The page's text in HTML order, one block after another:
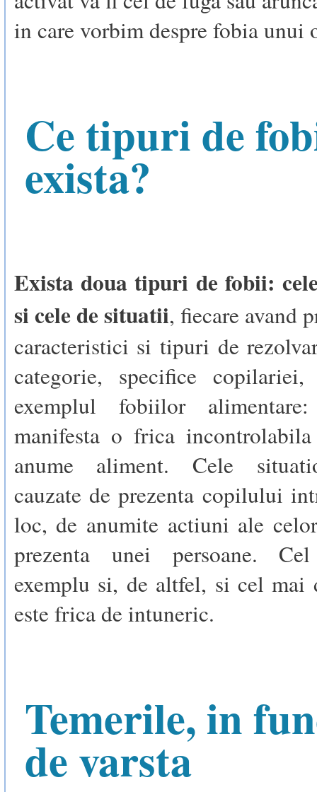
in care vorbim despre fobia unui
Ce tipuri de
exista?
Exista doua tipuri de fobii:
si cele de situatii, fiecare avand
caracteristici si tipuri de
categorie, specifice
exemplul fobiilor
manifesta o frica
anume aliment. Cele
cauzate de prezenta copilului
loc, de anumite actiuni ale
prezenta unei persoane.
exemplu si, de altfel, si cel mai
este frica de intuneric.
Temerile, in
de varsta